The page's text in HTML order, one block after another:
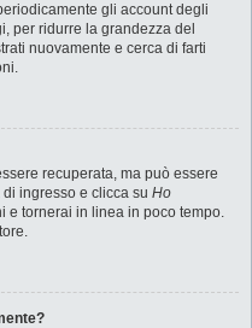
gli account degli
per ridurre la grandezza del
nuovamente e cerca di farti
recuperata, ma può essere
ingresso e clicca su Ho
e tornerai in linea in poco tempo.